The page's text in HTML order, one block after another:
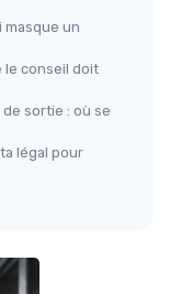
masque un
le conseil doit
sortie : où se
légal pour